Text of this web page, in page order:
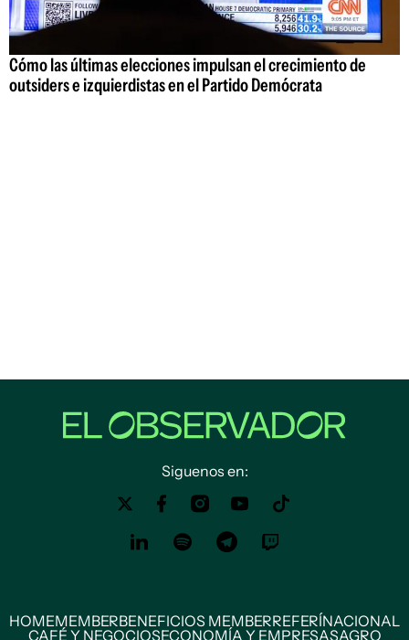
Cómo las últimas elecciones impulsan el crecimiento de
outsiders e izquierdistas en el Partido Demócrata
Siguenos en:
HOMEMEMBERBENEFICIOS MEMBERREFERÍNACIONAL
CAFÉ Y NEGOCIOSECONOMÍA Y EMPRESASAGRO